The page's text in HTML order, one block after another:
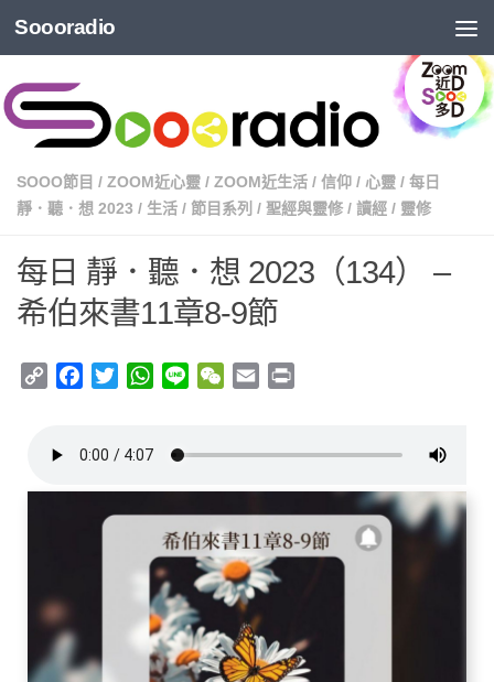
Soooradio
SOOO節目 / ZOOM近心靈 / ZOOM近生活 / 信仰 / 心靈 / 每日
靜．聽．想 2023 / 生活 / 節目系列 / 聖經與靈修 / 讀經 / 靈修
每日 靜．聽．想 2023（134） –
希伯來書11章8-9節
Copy
Facebook
TwitterWhatsApp
Line WeChat
Email